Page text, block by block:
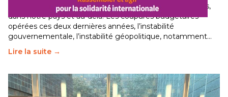
Le secteur humanitaire connaît des difficultés profondes,
dans notre pays et au-delà. Les coupures budgétaires
opérées ces deux dernières années, l’instabilité
gouvernementale, l’instabilité géopolitique, notamment…
Lire la suite →